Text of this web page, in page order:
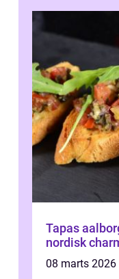
Tapas aalborg smag,
nordisk
08 marts 2026